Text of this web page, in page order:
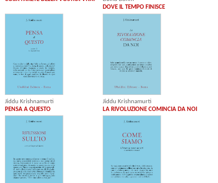
DOVE IL TEMPO FINISCE
Jiddu Krishnamurti
PENSA A QUESTO
Jiddu Krishnamurti
LA RIVOLUZIONE COMINCIA DA NOI